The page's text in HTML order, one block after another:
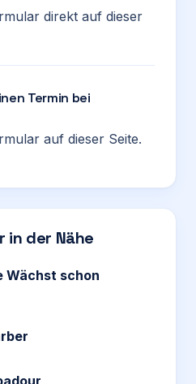
direkt auf dieser
Termin bei
auf dieser Seite.
in der Nähe
Wächst schon